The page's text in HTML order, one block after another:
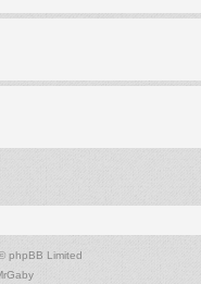
phpBB Limited